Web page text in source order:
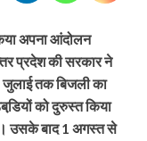
अपना आंदोलन
प्रदेश की सरकार ने
जुलाई तक बिजली का
को दुरुस्‍त किया
उसके बाद 1 अगस्‍त से